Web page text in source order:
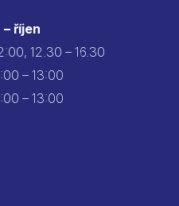
říjen
12.30 – 16.30
– 13:00
– 13:00